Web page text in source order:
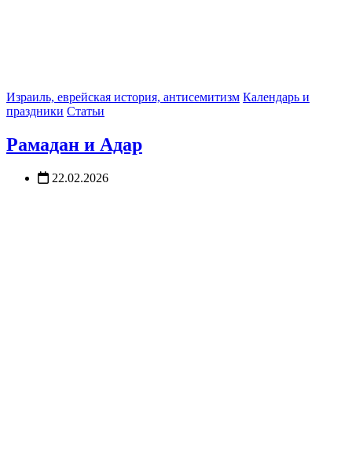
Израиль, еврейская история, антисемитизм Календарь и
праздники Статьи
Рамадан и Адар
22.02.2026